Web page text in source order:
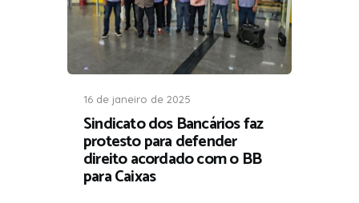
16 de janeiro de 2025
Sindicato dos Bancários faz
protesto para defender
direito acordado com o BB
para Caixas